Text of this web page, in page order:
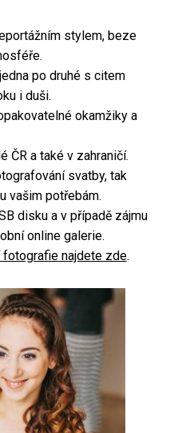
stylem, beze
po druhé s citem
i duši.
okamžiky a
ČR a také v zahraničí.
svatby, tak
vašim potřebám.
disku a v případě zájmu
online galerie.
fotografie najdete zde.